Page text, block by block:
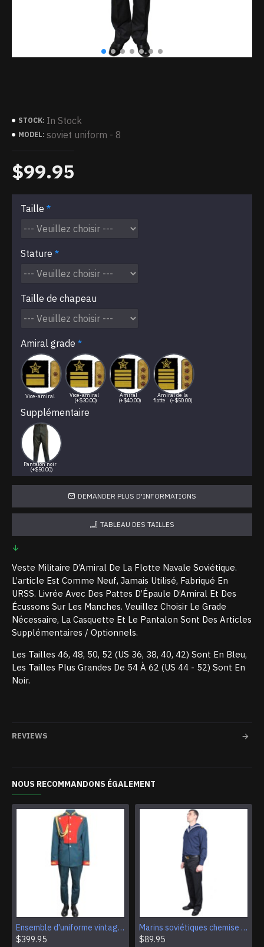
STOCK: In Stock
MODEL: soviet uniform - 8
$99.95
Taille
Stature
Taille de chapeau
Amiral grade
Vice-amiral
Vice-amiral
(+$30.00)
Amiral
(+$40.00)
Amiral de la
flotte
(+$50.00)
Supplémentaire
Pantalon noir
(+$50.00)
DEMANDER PLUS D'INFORMATIONS
TABLEAU DES TAILLES
Veste Militaire D’Amiral De La Flotte Navale Soviétique.
L’article Est Comme Neuf, Jamais Utilisé, Fabriqué En
URSS. Livrée Avec Des Pattes D’Épaule D’Amiral Et Des
Écussons Sur Les Manches. Veuillez Choisir Le Grade
Nécessaire, La Casquette Et Le Pantalon Sont Des Articles
Supplémentaires / Optionnels.
Les Tailles 46, 48, 50, 52 (US 36, 38, 40, 42) Sont En Bleu,
Les Tailles Plus Grandes De 54 À 62 (US 44 - 52) Sont En
Noir.
REVIEWS
NOUS RECOMMANDONS ÉGALEMENT
Ensemble d'uniforme vintage de la garde d'honneur nationale de l'armée russe
$399.95
Marins soviétiques chemise bleu marine quotidienne uniforme avec un pantalon
$89.95